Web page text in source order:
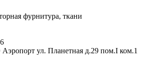
фурнитура, ткани
ул. Планетная д.29 пом.I ком.1